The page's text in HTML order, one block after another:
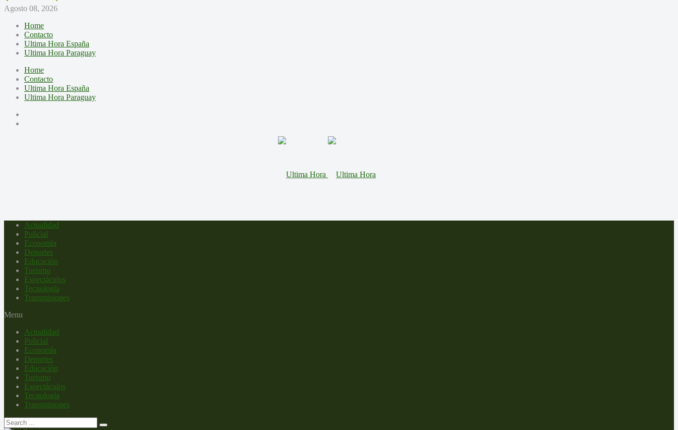
Agosto 08, 2026
Home
Contacto
Ultima Hora España
Ultima Hora Paraguay
Home
Contacto
Ultima Hora España
Ultima Hora Paraguay
Actualidad
Policial
Economía
Deportes
Educación
Turismo
Espectáculos
Tecnología
Transmisiones
Menu
Actualidad
Policial
Economía
Deportes
Educación
Turismo
Espectáculos
Tecnología
Transmisiones